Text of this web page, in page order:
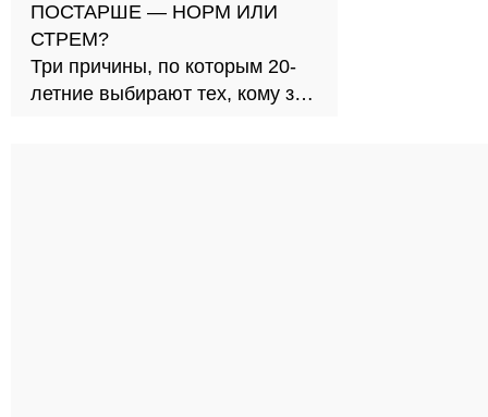
ПОСТАРШЕ — НОРМ ИЛИ
СТРЕМ?
Три причины, по которым 20-
летние выбирают тех, кому за